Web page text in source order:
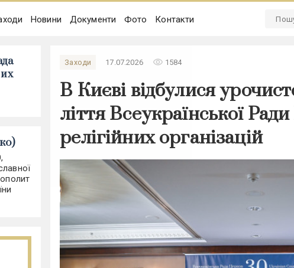
Новини Документи Фото Контакти
Заходи 17.07.2026 remove_red_eye 1584
В Києві відбулися
ліття Всеукраїнської
релігійних організацій